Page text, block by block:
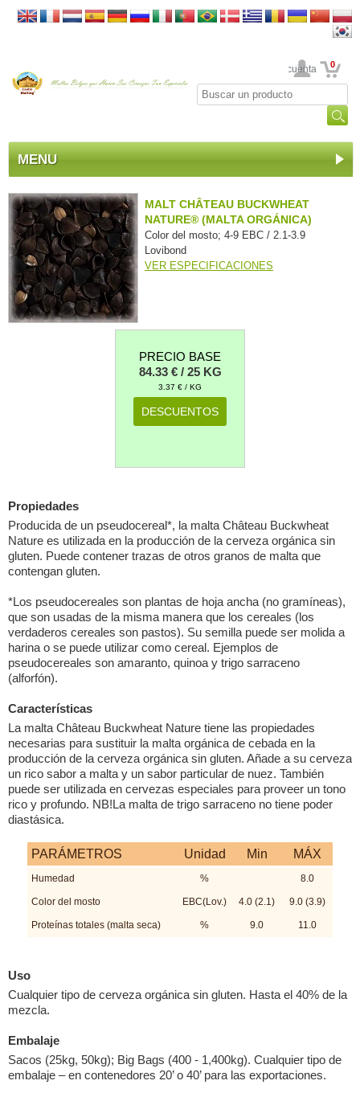
Su cuenta 0
MENU
MALT CHÂTEAU BUCKWHEAT
NATURE® (MALTA ORGÁNICA)
Color del mosto; 4-9 EBC / 2.1-3.9
Lovibond
VER ESPECIFICACIONES
PRECIO BASE
84.33 € / 25 KG
3.37 € / KG
DESCUENTOS
Propiedades
Producida de un pseudocereal*, la malta Château Buckwheat
Nature es utilizada en la producción de la cerveza orgánica sin
gluten. Puede contener trazas de otros granos de malta que
contengan gluten.
*Los pseudocereales son plantas de hoja ancha (no gramíneas),
que son usadas de la misma manera que los cereales (los
verdaderos cereales son pastos). Su semilla puede ser molida a
harina o se puede utilizar como cereal. Ejemplos de
pseudocereales son amaranto, quinoa y trigo sarraceno
(alforfón).
Características
La malta Château Buckwheat Nature tiene las propiedades
necesarias para sustituir la malta orgánica de cebada en la
producción de la cerveza orgánica sin gluten. Añade a su cerveza
un rico sabor a malta y un sabor particular de nuez. También
puede ser utilizada en cervezas especiales para proveer un tono
rico y profundo. NB!La malta de trigo sarraceno no tiene poder
diastásica.
PARÁMETROS Unidad Min MÁX
Humedad % 8.0
Color del mosto EBC(Lov.) 4.0 (2.1) 9.0 (3.9)
Proteínas totales (malta seca) % 9.0 11.0
Uso
Cualquier tipo de cerveza orgánica sin gluten. Hasta el 40% de la
mezcla.
Embalaje
Sacos (25kg, 50kg); Big Bags (400 - 1,400kg). Cualquier tipo de
embalaje – en contenedores 20’ o 40’ para las exportaciones.